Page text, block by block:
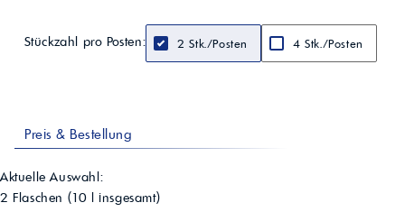
Stückzahl pro Posten: 2 Stk./Posten 4 Stk./Posten
Preis & Bestellung
Aktuelle Auswahl:
2 Flaschen (10 l insgesamt)